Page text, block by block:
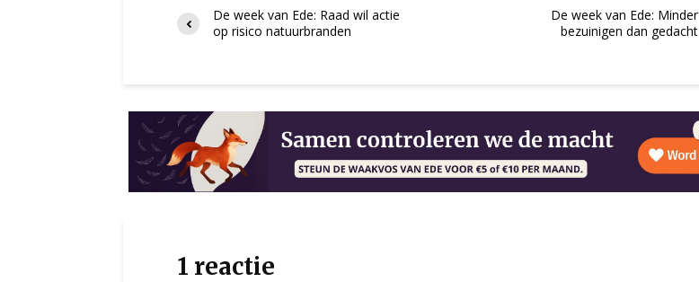
De week van Ede: Raad wil actie
op risico natuurbranden
De week van Ede: Minder
bezuinigen dan gedacht
1 reactie